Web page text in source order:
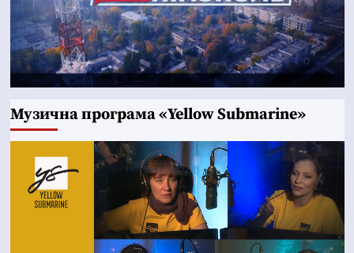
Музична програма «Yellow Submarine»